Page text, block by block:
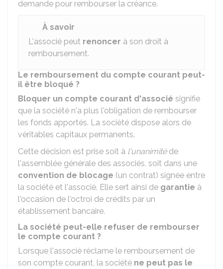
demande pour rembourser la créance.
À savoir
L'associé peut renoncer à son droit à
remboursement.
Le remboursement du compte courant peut-
il être bloqué ?
Bloquer un compte courant d'associé signifie
que la société n'a plus l'obligation de rembourser
les fonds apportés. La société dispose alors de
véritables capitaux permanents.
Cette décision est prise soit à l'unanimitéde
l'assemblée générale des associés, soit dans une
convention de blocage (un contrat) signée entre
la société et l'associé. Elle sert ainsi de garantie à
l'occasion de l'octroi de crédits par un
établissement bancaire.
La société peut-elle refuser de rembourser
le compte courant ?
Lorsque l'associé réclame le remboursement de
son compte courant, la société ne peut pas le